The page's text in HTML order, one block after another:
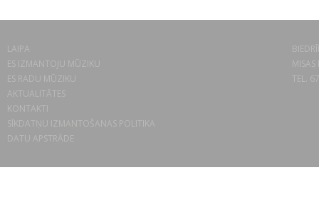
LAIPA
ES IZMANTOJU MŪZIKU
ES RADU MŪZIKU
AKTUALITĀTES
KONTAKTI
SĪKDATŅU IZMANTOŠANAS POLITIKA
DATU APSTRĀDE
TEL.